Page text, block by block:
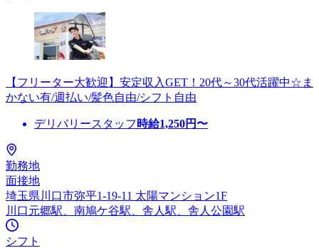
【フリーター大歓迎】安定収入GET！20代～30代活躍中☆ま
かない有/週払い/髪色自由/シフト自由
デリバリースタッフ 時給1,250円〜
勤務地
面接地
埼玉県川口市弥平1-19-11 太陽マンション1F
川口元郷駅、南鳩ケ谷駅、舎人駅、舎人公園駅
シフト